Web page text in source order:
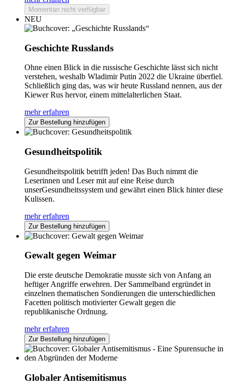
Momentan nicht verfügbar
NEU
Geschichte Russlands
Ohne einen Blick in die russische Geschichte lässt sich nicht
verstehen, weshalb Wladimir Putin 2022 die Ukraine überfiel.
Schließlich ging das, was wir heute Russland nennen, aus der
Kiewer Rus hervor, einem mittelalterlichen Staat.
mehr erfahren
Zur Bestellung hinzufügen
Gesundheitspolitik
Gesundheitspolitik betrifft jeden! Das Buch nimmt die
Leserinnen und Leser mit auf eine Reise durch
unserGesundheitssystem und gewährt einen Blick hinter diese
Kulissen.
mehr erfahren
Zur Bestellung hinzufügen
Gewalt gegen Weimar
Die erste deutsche Demokratie musste sich von Anfang an
heftiger Angriffe erwehren. Der Sammelband ergründet in
einzelnen thematischen Sondierungen die unterschiedlichen
Facetten politisch motivierter Gewalt gegen die
republikanische Ordnung.
mehr erfahren
Zur Bestellung hinzufügen
Globaler Antisemitismus